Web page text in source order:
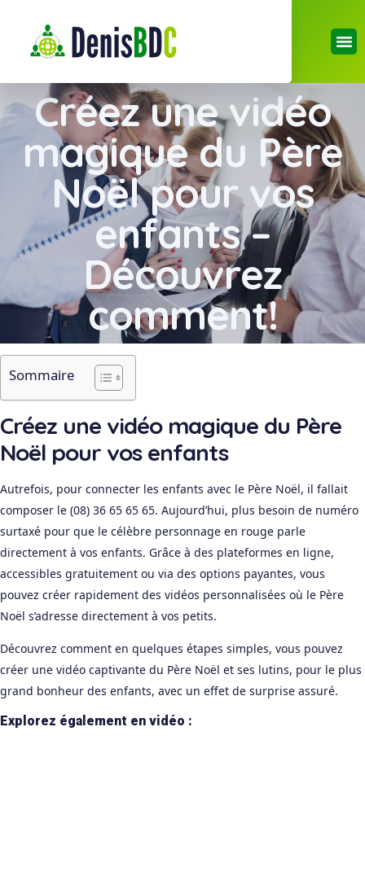
Créez une vidéo
magique du Père
Noël pour vos
enfants –
Découvrez
comment!
Sommaire
Créez une vidéo magique du Père
Noël pour vos enfants
Autrefois, pour connecter les enfants avec le Père Noël, il fallait
composer le (08) 36 65 65 65. Aujourd’hui, plus besoin de numéro
surtaxé pour que le célèbre personnage en rouge parle
directement à vos enfants. Grâce à des plateformes en ligne,
accessibles gratuitement ou via des options payantes, vous
pouvez créer rapidement des vidéos personnalisées où le Père
Noël s’adresse directement à vos petits.
Découvrez comment en quelques étapes simples, vous pouvez
créer une vidéo captivante du Père Noël et ses lutins, pour le plus
grand bonheur des enfants, avec un effet de surprise assuré.
Explorez également en vidéo :